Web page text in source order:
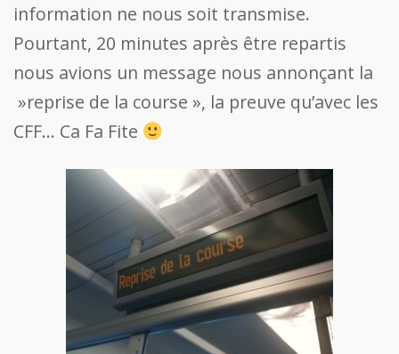
information ne nous soit transmise.
Pourtant, 20 minutes après être repartis
nous avions un message nous annonçant la
»reprise de la course », la preuve qu’avec les
CFF… Ca Fa Fite